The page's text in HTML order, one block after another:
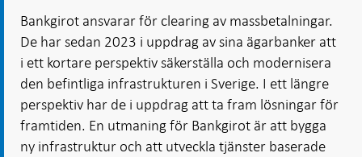
Bankgirot ansvarar för clearing av massbetalningar.
De har sedan 2023 i uppdrag av sina ägarbanker att
i ett kortare perspektiv säkerställa och modernisera
den befintliga infrastrukturen i Sverige. I ett längre
perspektiv har de i uppdrag att ta fram lösningar för
framtiden. En utmaning för Bankgirot är att bygga
ny infrastruktur och att utveckla tjänster baserade